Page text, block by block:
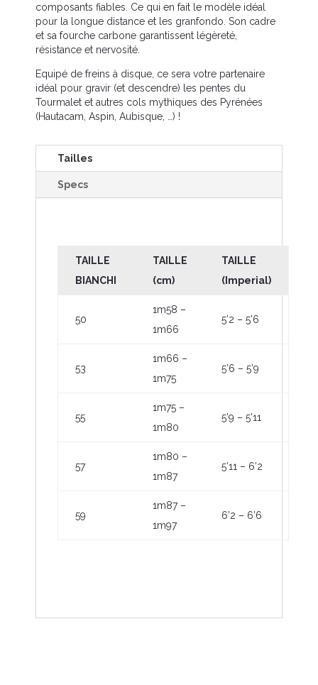
composants fiables. Ce qui en fait le modèle idéal
pour la longue distance et les granfondo. Son cadre
et sa fourche carbone garantissent légèreté,
résistance et nervosité.
Equipé de freins à disque, ce sera votre partenaire
idéal pour gravir (et descendre) les pentes du
Tourmalet et autres cols mythiques des Pyrénées
(Hautacam, Aspin, Aubisque, …) !
Tailles
Specs
TAILLE
BIANCHI
TAILLE
(cm)
TAILLE
(Imperial)
50
1m58 –
1m66
5’2 – 5’6
53
1m66 –
1m75
5’6 – 5’9
55
1m75 –
1m80
5’9 – 5’11
57
1m80 –
1m87
5’11 – 6’2
59
1m87 –
1m97
6’2 – 6’6